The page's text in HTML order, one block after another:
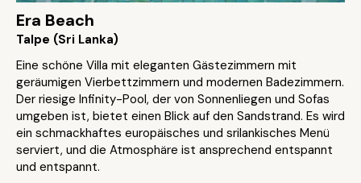
Era Beach
Talpe (Sri Lanka)
Eine schöne Villa mit eleganten Gästezimmern mit
geräumigen Vierbettzimmern und modernen Badezimmern.
Der riesige Infinity-Pool, der von Sonnenliegen und Sofas
umgeben ist, bietet einen Blick auf den Sandstrand. Es wird
ein schmackhaftes europäisches und srilankisches Menü
serviert, und die Atmosphäre ist ansprechend entspannt
und entspannt.